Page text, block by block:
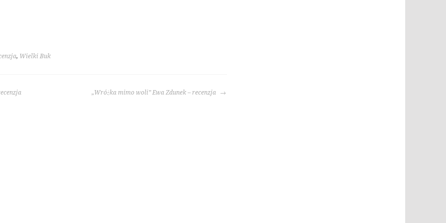
, Wielki Buk
„Wróżka mimo woli” Ewa Zdunek – recenzja